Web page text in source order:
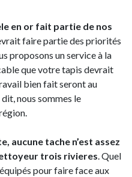
en or fait partie de nos
faire partie des priorités
proposons un service à la
que votre tapis devrait
bien fait seront au
nous sommes le
aucune tache n’est assez
trois rivieres . Quel
pour faire face aux